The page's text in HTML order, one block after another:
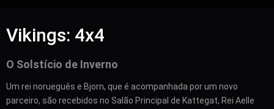
Vikings: 4x4
O Solstício de Inverno
Um rei norueguês e Bjorn, que é acompanhada por um novo
parceiro, são recebidos no Salão Principal de Kattegat, Rei Aelle